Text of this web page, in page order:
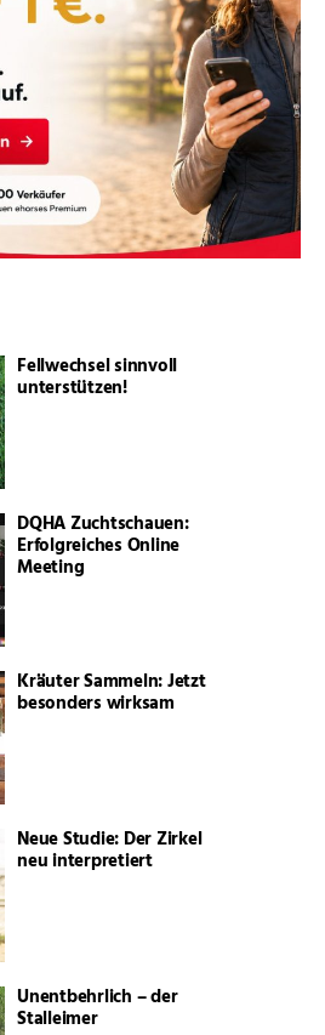
Fellwechsel sinnvoll
unterstützen!
DQHA Zuchtschauen:
Erfolgreiches Online
Meeting
Kräuter Sammeln: Jetzt
besonders wirksam
Neue Studie: Der Zirkel
neu interpretiert
Unentbehrlich – der
Stalleimer